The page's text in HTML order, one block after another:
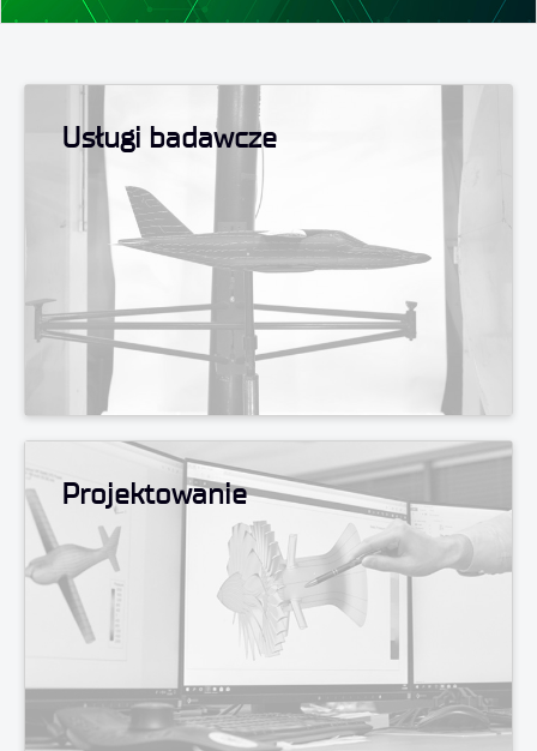
Usługi badawcze
Projektowanie